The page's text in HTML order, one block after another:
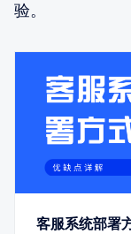
验。
客服系统部署